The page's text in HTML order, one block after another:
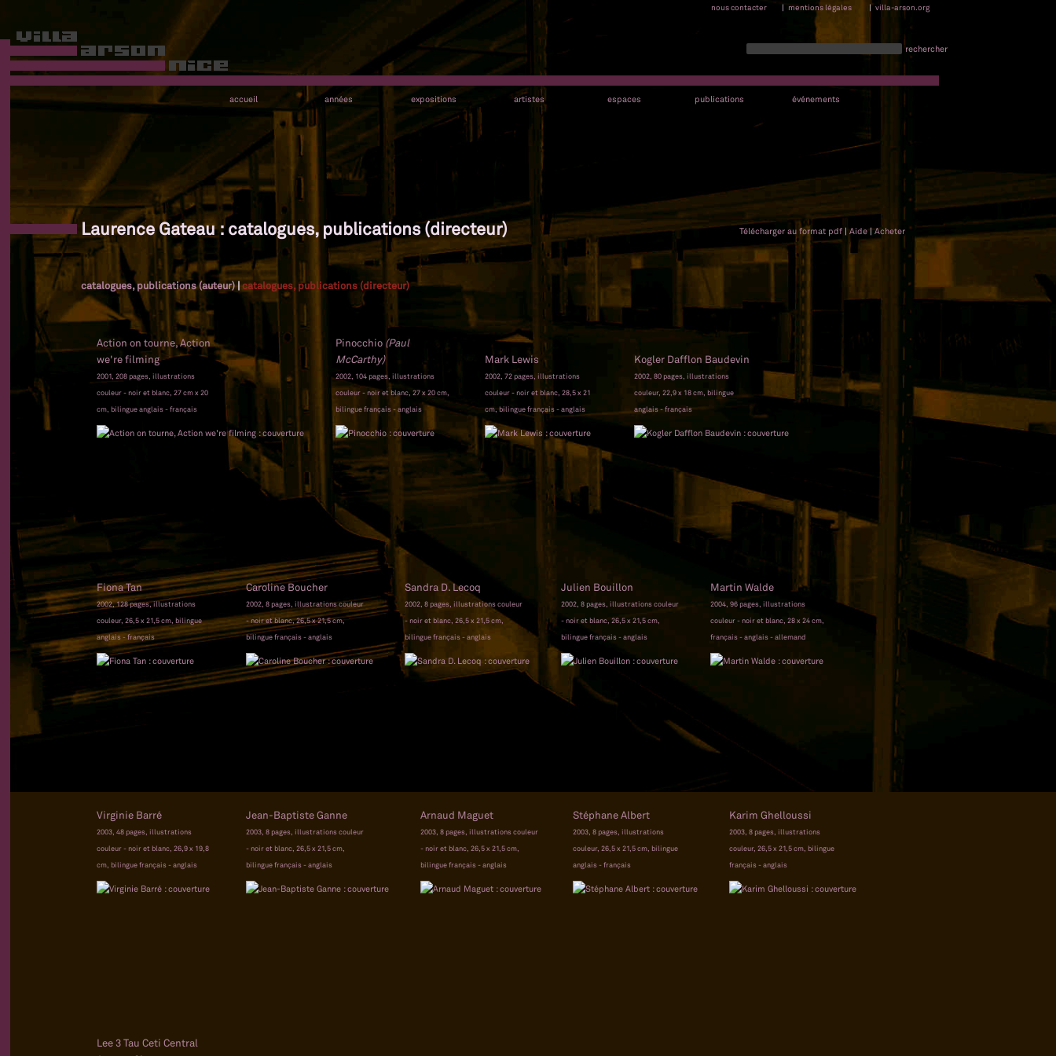
nous contacter | mentions légales | villa-arson.org
rechercher
accueil années expositions artistes espaces publications événements
Laurence Gateau : catalogues, publications (directeur) Télécharger au format pdf |Aide|Acheter
catalogues, publications (auteur)|catalogues, publications (directeur)
Action on tourne, Action
we're filming
2001, 208 pages, illustrations
couleur - noir et blanc, 27 cm x 20
cm, bilingue anglais - français
Pinocchio (Paul
McCarthy)
2002, 104 pages, illustrations
couleur - noir et blanc, 27 x 20 cm,
bilingue français - anglais
Mark Lewis
2002, 72 pages, illustrations
couleur - noir et blanc, 28,5 x 21
cm, bilingue français - anglais
Kogler Dafflon Baudevin
2002, 80 pages, illustrations
couleur, 22,9 x 18 cm, bilingue
anglais - français
Fiona Tan
2002, 128 pages, illustrations
couleur, 26,5 x 21,5 cm, bilingue
anglais - français
Caroline Boucher
2002, 8 pages, illustrations couleur
- noir et blanc, 26,5 x 21,5 cm,
bilingue français - anglais
Sandra D. Lecoq
2002, 8 pages, illustrations couleur
- noir et blanc, 26,5 x 21,5 cm,
bilingue français - anglais
Julien Bouillon
2002, 8 pages, illustrations couleur
- noir et blanc, 26,5 x 21,5 cm,
bilingue français - anglais
Martin Walde
2004, 96 pages, illustrations
couleur - noir et blanc, 28 x 24 cm,
français - anglais - allemand
Virginie Barré
2003, 48 pages, illustrations
couleur - noir et blanc, 26,9 x 19,8
cm, bilingue français - anglais
Jean-Baptiste Ganne
2003, 8 pages, illustrations couleur
- noir et blanc, 26,5 x 21,5 cm,
bilingue français - anglais
Arnaud Maguet
2003, 8 pages, illustrations couleur
- noir et blanc, 26,5 x 21,5 cm,
bilingue français - anglais
Stéphane Albert
2003, 8 pages, illustrations
couleur, 26,5 x 21,5 cm, bilingue
anglais - français
Karim Ghelloussi
2003, 8 pages, illustrations
couleur, 26,5 x 21,5 cm, bilingue
français - anglais
Lee 3 Tau Ceti Central